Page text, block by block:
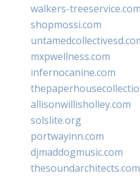
walkers-treeservice.com
shopmossi.com
mxpwellness.com
infernocanine.com
allisonwillisholley.com
solslite.org
portwayinn.com
djmaddogmusic.com
thesoundarchitects.com